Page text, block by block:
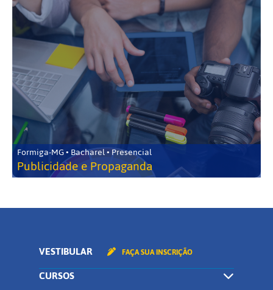
Formiga-MG • Bacharel • Presencial
Publicidade e Propaganda
VESTIBULAR FAÇA SUA INSCRIÇÃO
CURSOS